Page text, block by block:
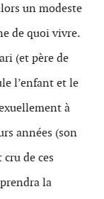
un modeste
de quoi vivre.
(et père de
l’enfant et le
à
années (son
de ces
la